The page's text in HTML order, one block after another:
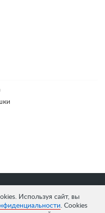
Используя сайт, вы
. Cookies